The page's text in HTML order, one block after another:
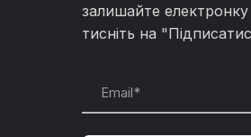
залишайте електронку
тисніть на